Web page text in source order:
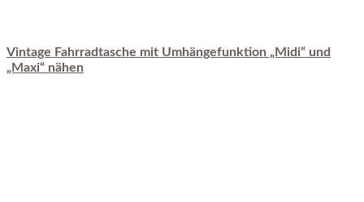
Vintage Fahrradtasche mit Umhängefunktion „Midi“ und
„Maxi“ nähen